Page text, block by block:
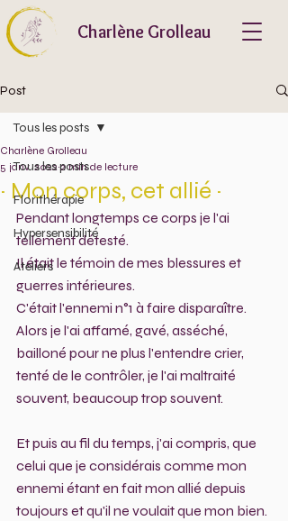
Charlène Grolleau
Post
Tous les posts
Florithérapie
Hypersensibilité
Ateliers
Tous les posts
~ Mon corps, cet allié ~
Charlène Grolleau
5 janv. 2022 2 min de lecture
Pendant longtemps ce corps je l'ai
tellement détesté.
Il était le témoin de mes blessures et
guerres intérieures.
C'était l'ennemi n°1 à faire disparaître.
Alors je l'ai affamé, gavé, asséché,
bailloné pour ne plus l'entendre crier,
tenté de le contrôler, je l'ai maltraité
souvent, beaucoup trop souvent.
Et puis au fil du temps, j'ai compris, que
celui que je considérais comme mon
ennemi étant en fait mon allié depuis
toujours et qu'il ne voulait que mon bien.